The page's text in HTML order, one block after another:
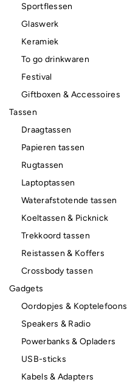
Sportflessen
Glaswerk
Keramiek
To go drinkwaren
Festival
Giftboxen & Accessoires
Tassen
Draagtassen
Papieren tassen
Rugtassen
Laptoptassen
Waterafstotende tassen
Koeltassen & Picknick
Trekkoord tassen
Reistassen & Koffers
Crossbody tassen
Gadgets
Oordopjes & Koptelefoons
Speakers & Radio
Powerbanks & Opladers
USB-sticks
Kabels & Adapters